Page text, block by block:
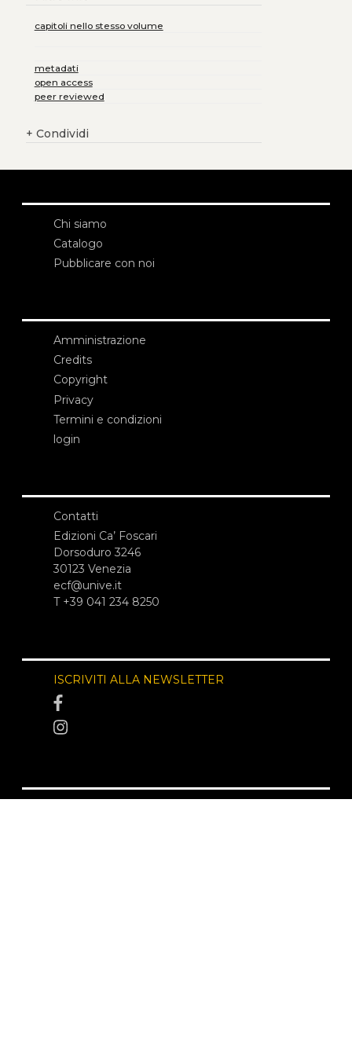
capitoli nello stesso volume
metadati
open access
peer reviewed
+ Condividi
Chi siamo
Catalogo
Pubblicare con noi
Amministrazione
Credits
Copyright
Privacy
Termini e condizioni
login
Contatti
Edizioni Ca’ Foscari
Dorsoduro 3246
30123 Venezia
ecf@unive.it
T +39 041 234 8250
ISCRIVITI ALLA NEWSLETTER